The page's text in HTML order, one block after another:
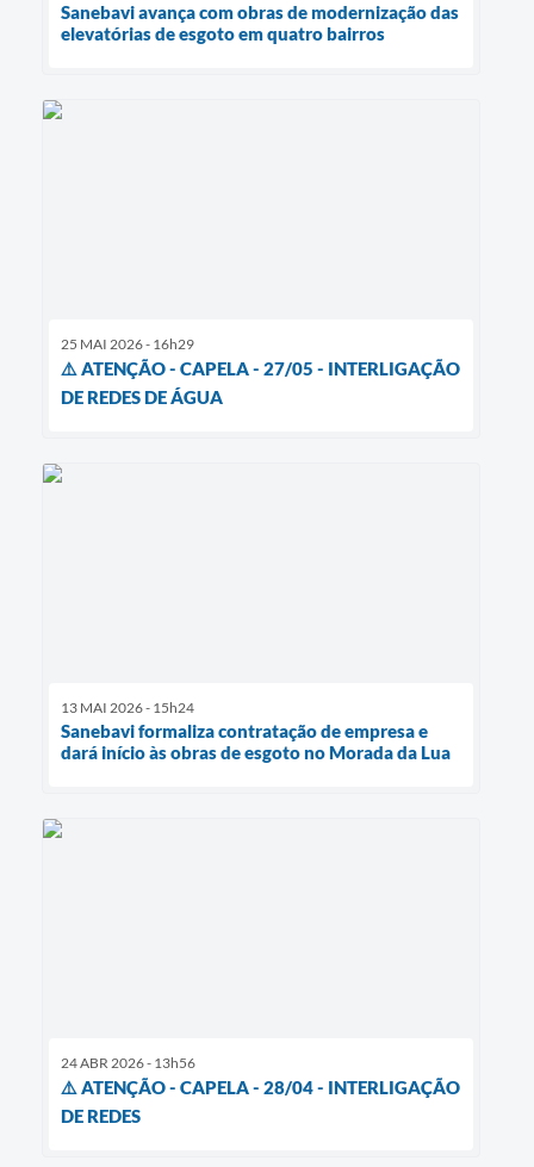
Sanebavi avança com obras de modernização das
elevatórias de esgoto em quatro bairros
25 MAI 2026 - 16h29
⚠️ ATENÇÃO - CAPELA - 27/05 - INTERLIGAÇÃO
DE REDES DE ÁGUA
13 MAI 2026 - 15h24
Sanebavi formaliza contratação de empresa e
dará início às obras de esgoto no Morada da Lua
24 ABR 2026 - 13h56
⚠️ ATENÇÃO - CAPELA - 28/04 - INTERLIGAÇÃO
DE REDES